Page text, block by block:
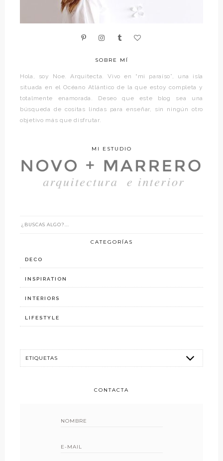
SOBRE MÍ
Hola, soy Noe. Arquitecta. Vivo en “mi paraíso”, una isla
situada en el Océano Atlántico de la que estoy completa y
totalmente enamorada. Deseo que este blog sea una
búsqueda de cositas lindas para enseñar, sin ningún otro
objetivo más que disfrutar.
MI ESTUDIO
CATEGORÍAS
DECO
INSPIRATION
INTERIORS
LIFESTYLE
CONTACTA